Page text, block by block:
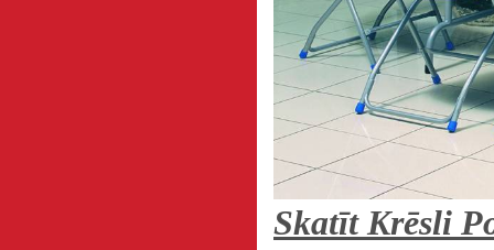
Skatīt Krēsli